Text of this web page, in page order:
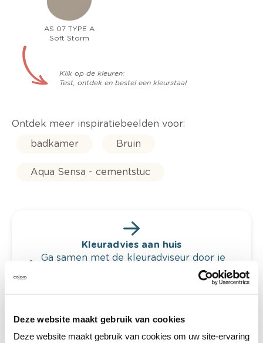
Deze website maakt gebruik van cookies
Deze website maakt gebruik van cookies om uw site-ervaring
AS 07 TYPE A
Soft Storm
Klik op de kleuren:
Test, ontdek en bestel een kleurstaal
Ontdek meer inspiratiebeelden voor:
badkamer
Bruin
Aqua Sensa - cementstuc
Kleuradvies aan huis
Ga samen met de kleuradviseur door je
Krijg ineens een technologische check-up
van je muren.